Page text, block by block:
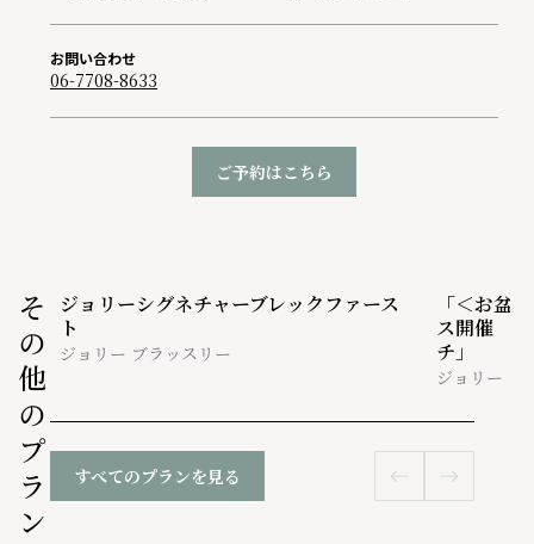
お問い合わせ
06-7708-8633
ご予約はこちら
その他のプラン ジョリーシグネチャーブレックファース
ト
ジョリー ブラッスリー
「＜お盆
ス開催 ジ
チ」
ジョリー ブ
すべてのプランを見る  